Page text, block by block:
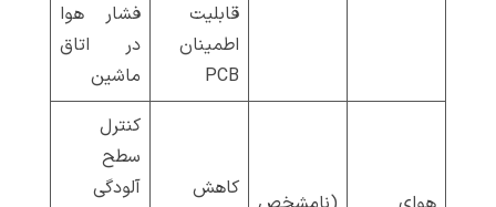
قابلیت
اطمینان
PCB
فشار هوا
در اتاق
ماشین
کاهش
کنترل
سطح
آلودگی